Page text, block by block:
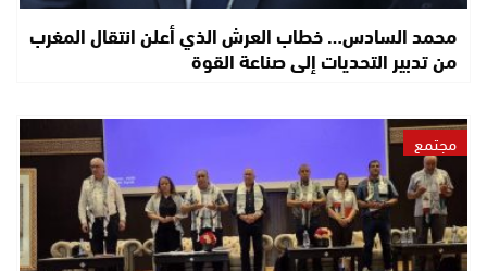
محمد السادس… خطاب العرش الذي أعلن انتقال المغرب
من تدبير التحديات إلى صناعة القوة
مجتمع